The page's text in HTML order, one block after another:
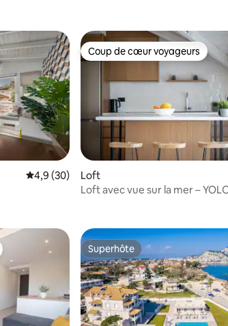
commentaires : 5 sur 5
Évaluation moyenne sur la base de 30
4,9 (30)
Coup de cœur voyageurs
Coup de cœur voyageurs
Loft
Loft avec vue sur la mer –
Superhôte
Superhôte